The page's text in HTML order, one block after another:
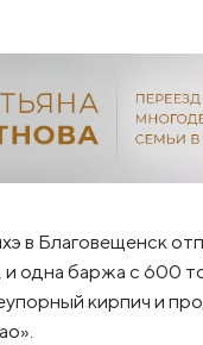
в Благовещенск
одна баржа с 600
кирпич и